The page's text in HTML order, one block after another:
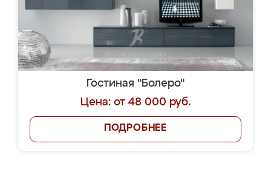
Гостиная "Болеро"
Цена: от 48 000 руб.
ПОДРОБНЕЕ